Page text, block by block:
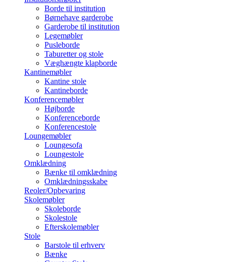
Borde til institution
Børnehave garderobe
Garderobe til institution
Legemøbler
Pusleborde
Taburetter og stole
Væghængte klapborde
Kantinemøbler
Kantine stole
Kantineborde
Konferencemøbler
Højborde
Konferenceborde
Konferencestole
Loungemøbler
Loungesofa
Loungestole
Omklædning
Bænke til omklædning
Omklædningsskabe
Reoler/Opbevaring
Skolemøbler
Skoleborde
Skolestole
Efterskolemøbler
Stole
Barstole til erhverv
Bænke